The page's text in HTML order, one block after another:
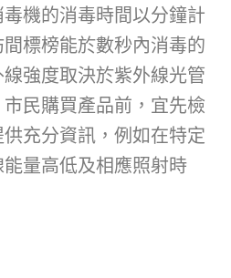
機的消毒時間以分鐘計
標榜能於數秒內消毒的
強度取決於紫外線光管
民購買產品前，宜先檢
充分資訊，例如在特定
量高低及相應照射時